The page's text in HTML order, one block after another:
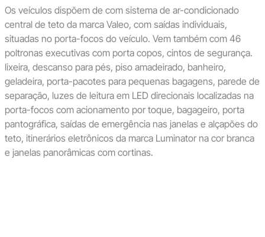
Os veículos dispõem de com sistema de ar-condicionado
central de teto da marca Valeo, com saídas individuais,
situadas no porta-focos do veículo. Vem também com 46
poltronas executivas com porta copos, cintos de segurança.
lixeira, descanso para pés, piso amadeirado, banheiro,
geladeira, porta-pacotes para pequenas bagagens, parede de
separação, luzes de leitura em LED direcionais localizadas na
porta-focos com acionamento por toque, bagageiro, porta
pantográfica, saídas de emergência nas janelas e alçapões do
teto, itinerários eletrônicos da marca Luminator na cor branca
e janelas panorâmicas com cortinas.